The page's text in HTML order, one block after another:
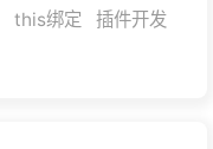
this绑定
插件开发